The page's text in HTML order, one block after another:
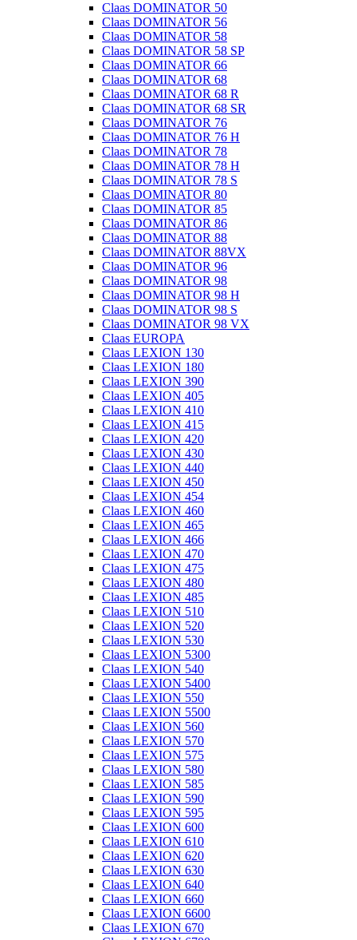
Claas DOMINATOR 50
Claas DOMINATOR 56
Claas DOMINATOR 58
Claas DOMINATOR 58 SP
Claas DOMINATOR 66
Claas DOMINATOR 68
Claas DOMINATOR 68 R
Claas DOMINATOR 68 SR
Claas DOMINATOR 76
Claas DOMINATOR 76 H
Claas DOMINATOR 78
Claas DOMINATOR 78 H
Claas DOMINATOR 78 S
Claas DOMINATOR 80
Claas DOMINATOR 85
Claas DOMINATOR 86
Claas DOMINATOR 88
Claas DOMINATOR 88VX
Claas DOMINATOR 96
Claas DOMINATOR 98
Claas DOMINATOR 98 H
Claas DOMINATOR 98 S
Claas DOMINATOR 98 VX
Claas EUROPA
Claas LEXION 130
Claas LEXION 180
Claas LEXION 390
Claas LEXION 405
Claas LEXION 410
Claas LEXION 415
Claas LEXION 420
Claas LEXION 430
Claas LEXION 440
Claas LEXION 450
Claas LEXION 454
Claas LEXION 460
Claas LEXION 465
Claas LEXION 466
Claas LEXION 470
Claas LEXION 475
Claas LEXION 480
Claas LEXION 485
Claas LEXION 510
Claas LEXION 520
Claas LEXION 530
Claas LEXION 5300
Claas LEXION 540
Claas LEXION 5400
Claas LEXION 550
Claas LEXION 5500
Claas LEXION 560
Claas LEXION 570
Claas LEXION 575
Claas LEXION 580
Claas LEXION 585
Claas LEXION 590
Claas LEXION 595
Claas LEXION 600
Claas LEXION 610
Claas LEXION 620
Claas LEXION 630
Claas LEXION 640
Claas LEXION 660
Claas LEXION 6600
Claas LEXION 670